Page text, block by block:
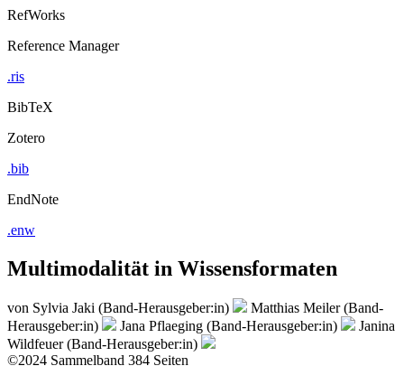
RefWorks
Reference Manager
.ris
BibTeX
Zotero
.bib
EndNote
.enw
Multimodalität in Wissensformaten
von Sylvia Jaki (Band-Herausgeber:in)
Matthias Meiler (Band-
Herausgeber:in)
Jana Pflaeging (Band-Herausgeber:in)
Janina
Wildfeuer (Band-Herausgeber:in)
©2024 Sammelband 384 Seiten